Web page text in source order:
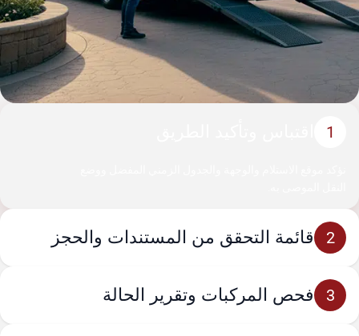
1
2 قائمة التحقق من المستندات والحجز
3 فحص المركبات وتقرير الحالة